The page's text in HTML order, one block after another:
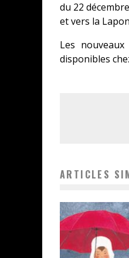
du 22
et vers la
Les
disponibles
ARTICLES